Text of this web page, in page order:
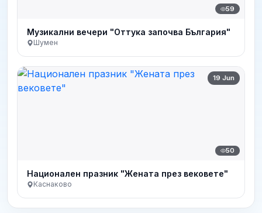
59
Музикални вечери "Оттука започва България"
Шумен
19 Jun
50
Национален празник "Жената през вековете"
Каснаково